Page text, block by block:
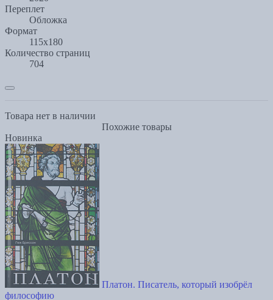
Переплет
Обложка
Формат
115x180
Количество страниц
704
Товара нет в наличии
Похожие товары
Новинка
Платон. Писатель, который изобрёл
философию